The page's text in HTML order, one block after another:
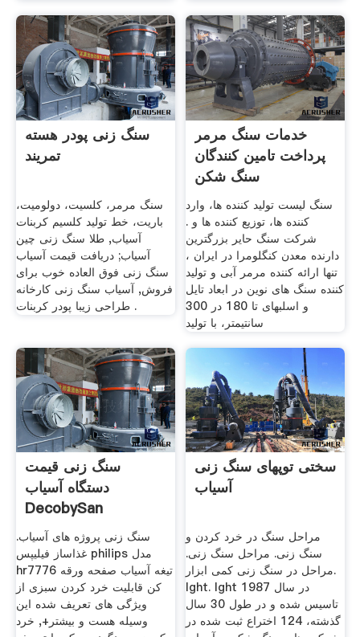
سنگ زنی پودر هسته
تمریند
سنگ مرمر، کلسیت، دولومیت،
باریت، خط تولید کلسیم کربنات
آسیاب, طلا سنگ زنی چین
آسیاب; دریافت قیمت آسیاب
سنگ زنی فوق العاده خوب برای
فروش, آسیاب سنگ زنی کارخانه
طراحی زیبا پودر کربنات .
خدمات سنگ مرمر
پرداخت تامین کنندگان
سنگ شکن
سنگ لیست تولید کننده ها، وارد
کننده ها، توزیع کننده ها و .
شرکت سنگ حایر بزرگترین
دارنده معدن کنگلومرا در ایران ،
تنها ارائه کننده مرمر آبی و تولید
کننده سنگ های نوین در ابعاد تایل
و اسلبهای تا 180 در 300
سانتیمتر، با تولید
سنگ زنی قیمت
دستگاه آسیاب
DecobySan
سنگ زنی پروژه های آسیاب.
غذاساز فیلیپس philips مدل
hr7776 تیغه آسیاب صفحه ورقه
کن قابلیت خرد کردن سبزی از
ویژگی های تعریف شده این
وسیله هست و بیشتر+, خرد
سختی توپهای سنگ زنی
آسیاب
مراحل سنگ در خرد کردن و
سنگ زنی. مراحل سنگ زنی.
مراحل در سنگ زنی کمی ابزار.
lght. lght در سال 1987
تاسیس شده و در طول 30 سال
گذشته، 124 اختراع ثبت شده در